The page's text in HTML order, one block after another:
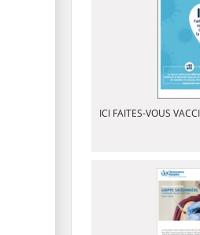
ICI FAITES-VOUS